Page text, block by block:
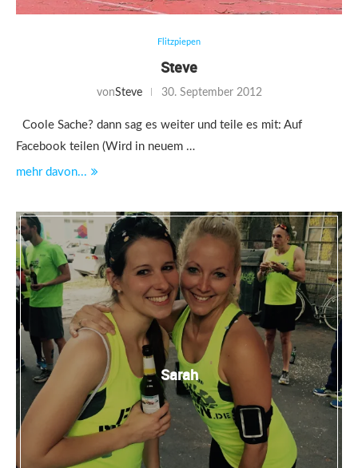
Flitzpiepen
Steve
vonSteve 30. September 2012
Coole Sache? dann sag es weiter und teile es mit: Auf
Facebook teilen (Wird in neuem …
mehr davon...
Sarah